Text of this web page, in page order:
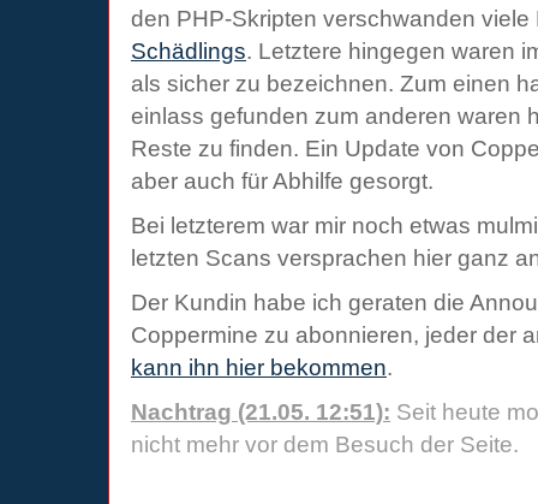
den PHP-Skripten verschwanden
Schädlings. Letztere hingegen waren
als sicher zu bezeichnen. Zum einen
einlass gefunden zum anderen waren
Reste zu finden. Ein Update von
aber auch für Abhilfe gesorgt.
Bei letzterem war mir noch etwas
letzten Scans versprachen hier ganz
Der Kundin habe ich geraten die
Coppermine zu abonnieren, jeder der
kann ihn hier bekommen.
Nachtrag (21.05. 12:51): Seit heute
nicht mehr vor dem Besuch der Seite.